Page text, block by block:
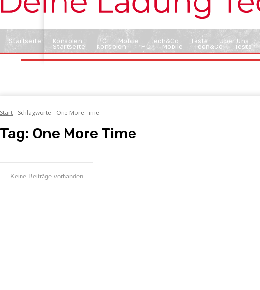
Startseite Konsolen PC Mobile Tech&Co Tests
Startseite Konsolen PC Mobile Tech&Co Tests Über Uns
Start Schlagworte One More Time
Tag: One More Time
Keine Beiträge vorhanden